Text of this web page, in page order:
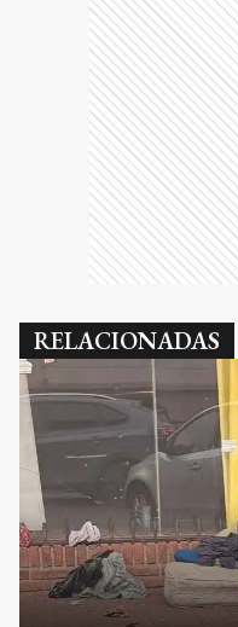
RELACIONADAS